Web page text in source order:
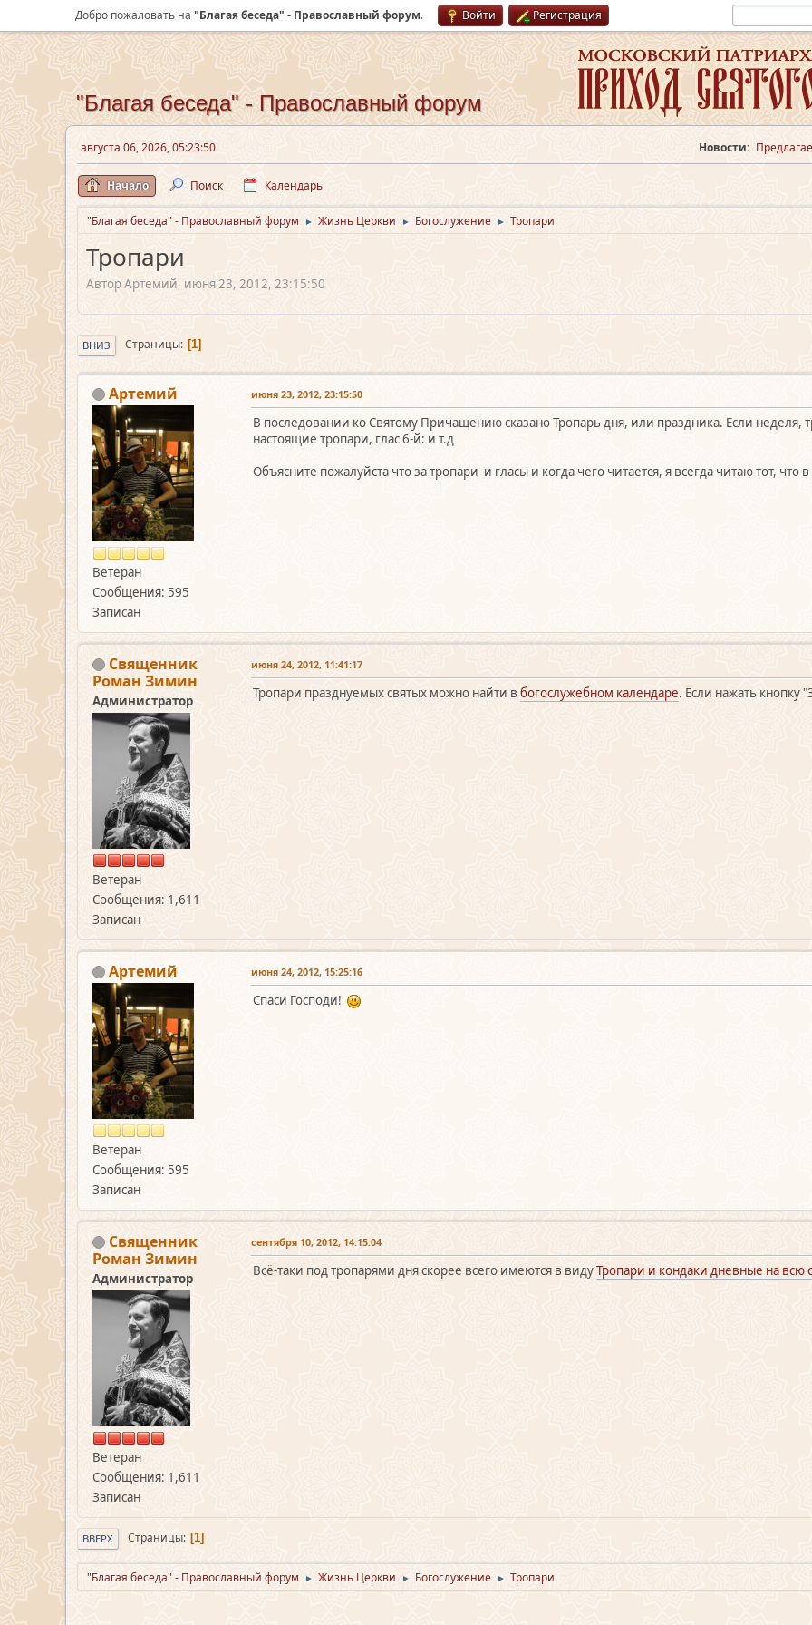
Добро пожаловать на "Благая беседа" - Православный форум. Войти Регистрация
"Благая беседа" - Православный форум
августа 06, 2026, 05:23:50 Новости:
Начало Поиск Календарь
"Благая беседа" - Православный форум ► Жизнь Церкви ► Богослужение ► Тропари
Тропари
Автор Артемий, июня 23, 2012, 23:15:50
ВНИЗ Страницы 1
Артемий
Ветеран
Сообщения: 595
Записан
июня 23, 2012, 23:15:50
В последовании ко Святому Причащению сказано Тропарь дня, или праздника. Если неделя,
настоящие тропари, глас 6-й: и т.д
Объясните пожалуйста что за тропари и гласы и когда чего читается, я всегда читаю тот, что
Священник
Роман Зимин
Администратор
Ветеран
Сообщения: 1,611
Записан
июня 24, 2012, 11:41:17
Тропари празднуемых святых можно найти в богослужебном календаре. Если нажать кнопку
Артемий
Ветеран
Сообщения: 595
Записан
июня 24, 2012, 15:25:16
Спаси Господи!
Священник
Роман Зимин
Администратор
Ветеран
Сообщения: 1,611
Записан
сентября 10, 2012, 14:15:04
Всё-таки под тропарями дня скорее всего имеются в видуТропари и кондаки дневные на всю
ВВЕРХ Страницы 1
"Благая беседа" - Православный форум ► Жизнь Церкви ► Богослужение ► Тропари